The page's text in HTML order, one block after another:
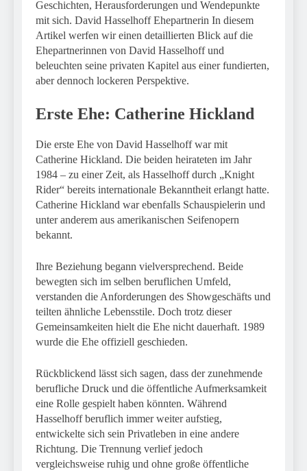
Geschichten, Herausforderungen und Wendepunkte
mit sich. David Hasselhoff Ehepartnerin In diesem
Artikel werfen wir einen detaillierten Blick auf die
Ehepartnerinnen von David Hasselhoff und
beleuchten seine privaten Kapitel aus einer fundierten,
aber dennoch lockeren Perspektive.
Erste Ehe: Catherine Hickland
Die erste Ehe von David Hasselhoff war mit
Catherine Hickland. Die beiden heirateten im Jahr
1984 – zu einer Zeit, als Hasselhoff durch „Knight
Rider“ bereits internationale Bekanntheit erlangt hatte.
Catherine Hickland war ebenfalls Schauspielerin und
unter anderem aus amerikanischen Seifenopern
bekannt.
Ihre Beziehung begann vielversprechend. Beide
bewegten sich im selben beruflichen Umfeld,
verstanden die Anforderungen des Showgeschäfts und
teilten ähnliche Lebensstile. Doch trotz dieser
Gemeinsamkeiten hielt die Ehe nicht dauerhaft. 1989
wurde die Ehe offiziell geschieden.
Rückblickend lässt sich sagen, dass der zunehmende
berufliche Druck und die öffentliche Aufmerksamkeit
eine Rolle gespielt haben könnten. Während
Hasselhoff beruflich immer weiter aufstieg,
entwickelte sich sein Privatleben in eine andere
Richtung. Die Trennung verlief jedoch
vergleichsweise ruhig und ohne große öffentliche